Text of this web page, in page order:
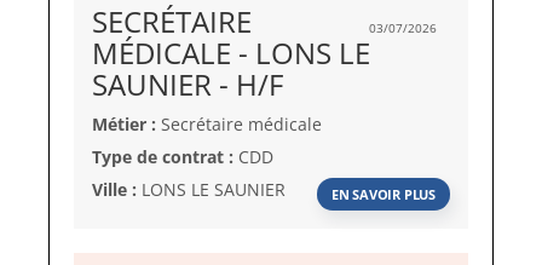
03/07/2026
SECRÉTAIRE
MÉDICALE - LONS LE
SAUNIER - H/F(Nouvelle
fenêtre)
Métier : Secrétaire médicale
Type de contrat : CDD
Ville : LONS LE SAUNIER EN SAVOIR PLUS